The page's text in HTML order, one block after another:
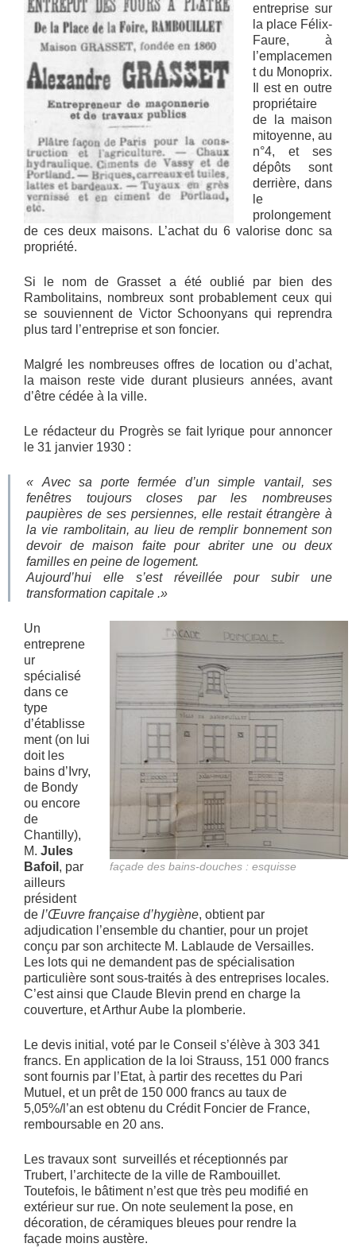
entreprise sur
la place Félix-
Faure, à
l’emplacemen
t du Monoprix.
Il est en outre
propriétaire
de la maison
mitoyenne, au
n°4, et ses
dépôts sont
derrière, dans
le
prolongement
de ces deux maisons. L’achat du 6 valorise donc sa
propriété.
Si le nom de Grasset a été oublié par bien des
Rambolitains, nombreux sont probablement ceux qui
se souviennent de Victor Schoonyans qui reprendra
plus tard l’entreprise et son foncier.
Malgré les nombreuses offres de location ou d’achat,
la maison reste vide durant plusieurs années, avant
d’être cédée à la ville.
Le rédacteur du Progrès se fait lyrique pour annoncer
le 31 janvier 1930 :
« Avec sa porte fermée d’un simple vantail, ses
fenêtres toujours closes par les nombreuses
paupières de ses persiennes, elle restait étrangère à
la vie rambolitain, au lieu de remplir bonnement son
devoir de maison faite pour abriter une ou deux
familles en peine de logement.
Aujourd’hui elle s’est réveillée pour subir une
transformation capitale .»
façade des bains-douches : esquisse
Un
entreprene
ur
spécialisé
dans ce
type
d’établisse
ment (on lui
doit les
bains d’Ivry,
de Bondy
ou encore
de
Chantilly),
M. Jules
Bafoil , par
ailleurs
président
de l’Œuvre française d’hygiène, obtient par
adjudication l’ensemble du chantier, pour un projet
conçu par son architecte M. Lablaude de Versailles.
Les lots qui ne demandent pas de spécialisation
particulière sont sous-traités à des entreprises locales.
C’est ainsi que Claude Blevin prend en charge la
couverture, et Arthur Aube la plomberie.
Le devis initial, voté par le Conseil s’élève à 303 341
francs. En application de la loi Strauss, 151 000 francs
sont fournis par l’Etat, à partir des recettes du Pari
Mutuel, et un prêt de 150 000 francs au taux de
5,05%/l’an est obtenu du Crédit Foncier de France,
remboursable en 20 ans.
Les travaux sont surveillés et réceptionnés par
Trubert, l’architecte de la ville de Rambouillet.
Toutefois, le bâtiment n’est que très peu modifié en
extérieur sur rue. On note seulement la pose, en
décoration, de céramiques bleues pour rendre la
façade moins austère.